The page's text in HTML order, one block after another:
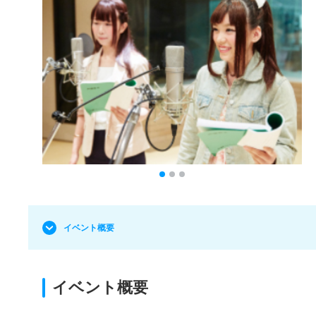
イベント概要
イベント概要